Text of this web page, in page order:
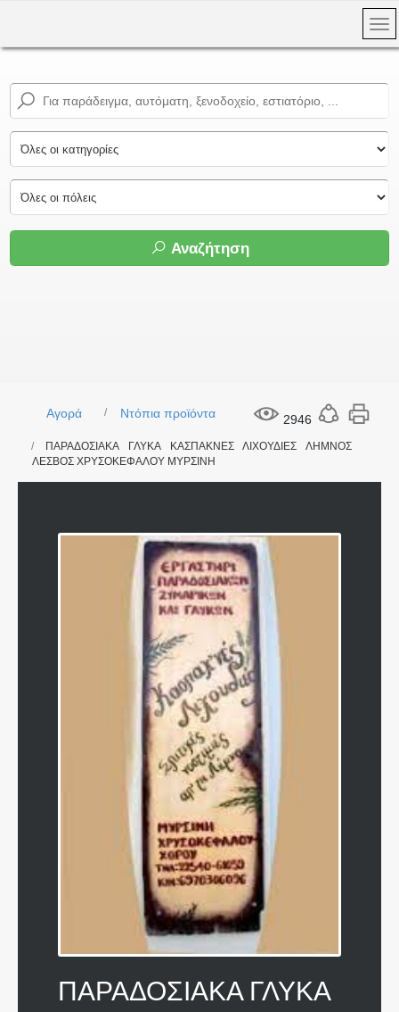
Αναζήτηση
2946
Αγορά Ντόπια προϊόντα
ΠΑΡΑΔΟΣΙΑΚΑ ΓΛΥΚΑ ΚΑΣΠΑΚΝΕΣ ΛΙΧΟΥΔΙΕΣ ΛΗΜΝΟΣ
ΛΕΣΒΟΣ ΧΡΥΣΟΚΕΦΑΛΟΥ ΜΥΡΣΙΝΗ
ΠΑΡΑΔΟΣΙΑΚΑ ΓΛΥΚΑ